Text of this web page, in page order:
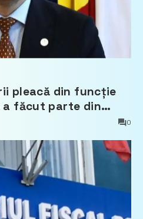
pleacă din funcție
a făcut parte din
0